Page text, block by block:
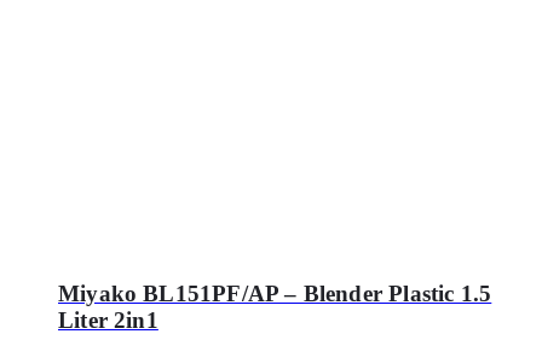
Miyako BL151PF/AP – Blender Plastic 1.5
Liter 2in1